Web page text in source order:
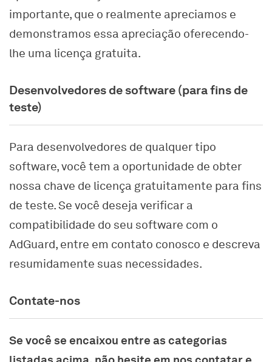
importante, que o realmente apreciamos e
demonstramos essa apreciação oferecendo-
lhe uma licença gratuita.
Desenvolvedores de software (para fins de
teste)
Para desenvolvedores de qualquer tipo
software, você tem a oportunidade de obter
nossa chave de licença gratuitamente para fins
de teste. Se você deseja verificar a
compatibilidade do seu software com o
AdGuard, entre em contato conosco e descreva
resumidamente suas necessidades.
Contate-nos
Se você se encaixou entre as categorias